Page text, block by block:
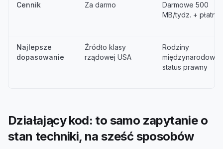
Cennik Za darmo
Darmowe 500
MB/tydz. + płatne
Najlepsze
dopasowanie
Źródło klasy
rządowej USA
Rodziny
międzynarodowe i
status prawny
Działający kod: to samo zapytanie o
stan techniki, na sześć sposobów